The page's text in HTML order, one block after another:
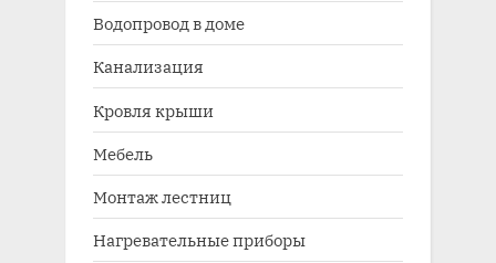
Водопровод в доме
Канализация
Кровля крыши
Мебель
Монтаж лестниц
Нагревательные приборы